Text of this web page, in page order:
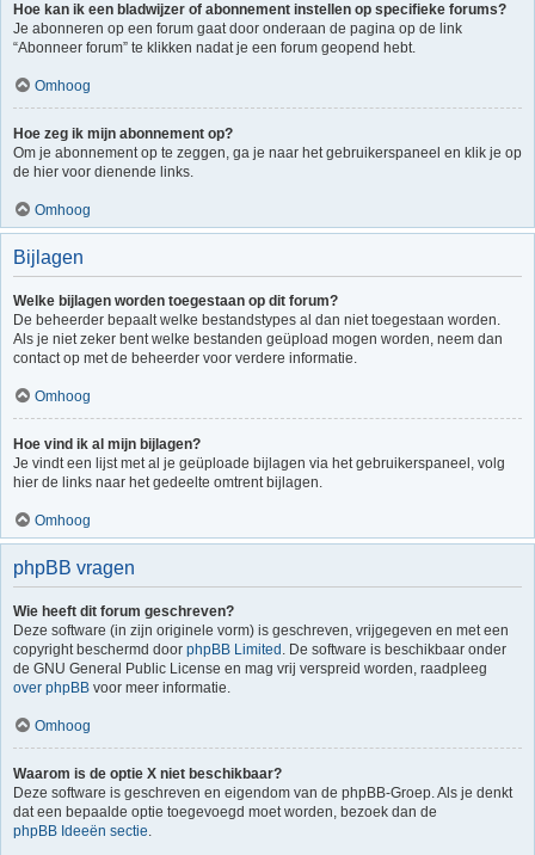
Hoe kan ik een bladwijzer of abonnement instellen op specifieke forums?
Je abonneren op een forum gaat door onderaan de pagina op de link
“Abonneer forum” te klikken nadat je een forum geopend hebt.
Omhoog
Hoe zeg ik mijn abonnement op?
Om je abonnement op te zeggen, ga je naar het gebruikerspaneel en klik je op
de hier voor dienende links.
Omhoog
Bijlagen
Welke bijlagen worden toegestaan op dit forum?
De beheerder bepaalt welke bestandstypes al dan niet toegestaan worden.
Als je niet zeker bent welke bestanden geüpload mogen worden, neem dan
contact op met de beheerder voor verdere informatie.
Omhoog
Hoe vind ik al mijn bijlagen?
Je vindt een lijst met al je geüploade bijlagen via het gebruikerspaneel, volg
hier de links naar het gedeelte omtrent bijlagen.
Omhoog
phpBB vragen
Wie heeft dit forum geschreven?
Deze software (in zijn originele vorm) is geschreven, vrijgegeven en met een
copyright beschermd door phpBB Limited . De software is beschikbaar onder
de GNU General Public License en mag vrij verspreid worden, raadpleeg
over phpBB voor meer informatie.
Omhoog
Waarom is de optie X niet beschikbaar?
Deze software is geschreven en eigendom van de phpBB-Groep. Als je denkt
dat een bepaalde optie toegevoegd moet worden, bezoek dan de
phpBB Ideeën sectie.